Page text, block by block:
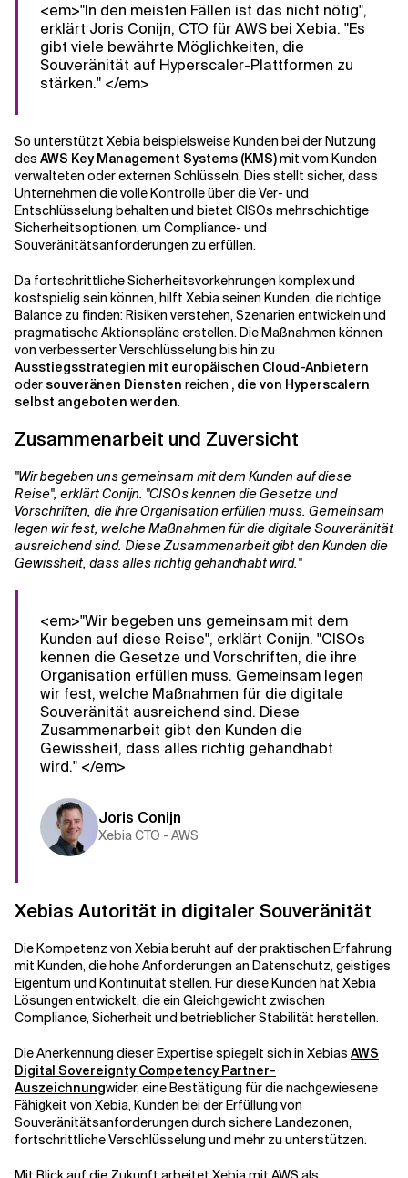
<em>"In den meisten Fällen ist das nicht nötig",
erklärt Joris Conijn, CTO für AWS bei Xebia. "Es
gibt viele bewährte Möglichkeiten, die
Souveränität auf Hyperscaler-Plattformen zu
stärken." </em>
So unterstützt Xebia beispielsweise Kunden bei der Nutzung
des AWS Key Management Systems (KMS)mit vom Kunden
verwalteten oder externen Schlüsseln. Dies stellt sicher, dass
Unternehmen die volle Kontrolle über die Ver- und
Entschlüsselung behalten und bietet CISOs mehrschichtige
Sicherheitsoptionen, um Compliance- und
Souveränitätsanforderungen zu erfüllen.
Da fortschrittliche Sicherheitsvorkehrungen komplex und
kostspielig sein können, hilft Xebia seinen Kunden, die richtige
Balance zu finden: Risiken verstehen, Szenarien entwickeln und
pragmatische Aktionspläne erstellen. Die Maßnahmen können
von verbesserter Verschlüsselung bis hin zu
Ausstiegsstrategien mit europäischen Cloud-Anbietern
oder souveränen Diensten reichen , die von Hyperscalern
selbst angeboten werden.
Zusammenarbeit und Zuversicht
"Wir begeben uns gemeinsam mit dem Kunden auf diese
Reise", erklärt Conijn. "CISOs kennen die Gesetze und
Vorschriften, die ihre Organisation erfüllen muss. Gemeinsam
legen wir fest, welche Maßnahmen für die digitale Souveränität
ausreichend sind. Diese Zusammenarbeit gibt den Kunden die
Gewissheit, dass alles richtig gehandhabt wird."
<em>"Wir begeben uns gemeinsam mit dem
Kunden auf diese Reise", erklärt Conijn. "CISOs
kennen die Gesetze und Vorschriften, die ihre
Organisation erfüllen muss. Gemeinsam legen
wir fest, welche Maßnahmen für die digitale
Souveränität ausreichend sind. Diese
Zusammenarbeit gibt den Kunden die
Gewissheit, dass alles richtig gehandhabt
wird." </em>
Joris Conijn
Xebia CTO - AWS
Xebias Autorität in digitaler Souveränität
Die Kompetenz von Xebia beruht auf der praktischen Erfahrung
mit Kunden, die hohe Anforderungen an Datenschutz, geistiges
Eigentum und Kontinuität stellen. Für diese Kunden hat Xebia
Lösungen entwickelt, die ein Gleichgewicht zwischen
Compliance, Sicherheit und betrieblicher Stabilität herstellen.
Die Anerkennung dieser Expertise spiegelt sich in Xebias AWS
Digital Sovereignty Competency Partner-
Auszeichnungwider, eine Bestätigung für die nachgewiesene
Fähigkeit von Xebia, Kunden bei der Erfüllung von
Souveränitätsanforderungen durch sichere Landezonen,
fortschrittliche Verschlüsselung und mehr zu unterstützen.